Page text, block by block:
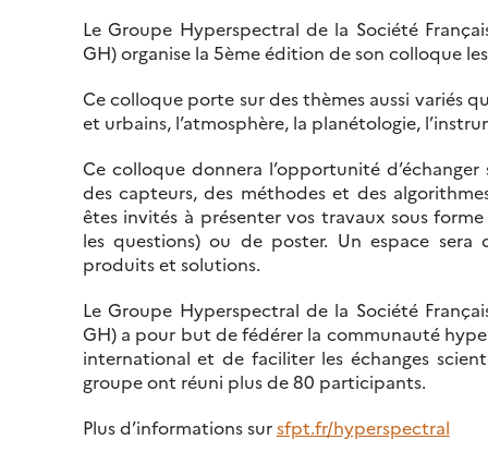
Le Groupe Hyperspectral de la Société
GH) organise la 5ème édition de son colloque les
Ce colloque porte sur des thèmes aussi variés
et urbains, l’atmosphère, la planétologie,
Ce colloque donnera l’opportunité
des capteurs, des méthodes et des
êtes invités à présenter vos travaux sous
les questions) ou de poster. Un espace sera
produits et solutions.
Le Groupe Hyperspectral de la Société
GH) a pour but de fédérer la communauté
international et de faciliter les échanges
groupe ont réuni plus de 80 participants.
Plus d’informations sursfpt.fr/hyperspectral